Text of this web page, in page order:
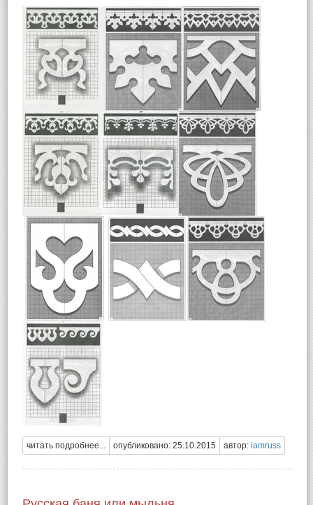
читать подробнее... опубликовано: 25.10.2015 автор: iamruss